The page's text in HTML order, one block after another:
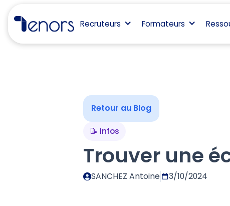
Recruteurs Formateurs
Retour au Blog
📝 Infos
Trouver une
SANCHEZ Antoine 3/10/2024